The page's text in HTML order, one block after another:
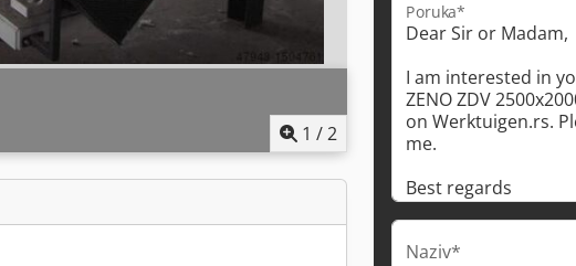
1 /2
Poruka*
Naziv*